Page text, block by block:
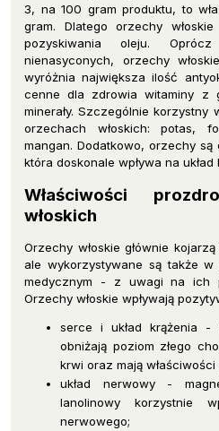
3, na 100 gram produktu, to
gram. Dlatego orzechy
pozyskiwania oleju. Oprócz
nienasyconych, orzechy
wyróżnia największa ilość
cenne dla zdrowia witaminy z
minerały. Szczególnie korzystny
orzechach włoskich: potas,
mangan. Dodatkowo, orzechy są
która doskonale wpływa na układ
Właściwości
włoskich
Orzechy włoskie głównie
ale wykorzystywane są także w
medycznym - z uwagi na ich
Orzechy włoskie wpływają
serce i układ krążenia -
obniżają poziom złego
krwi oraz mają
układ nerwowy -
lanolinowy korzystnie
nerwowego;